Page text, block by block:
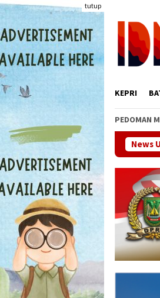
Loncat
ke
konten
tutup
KEPRI
PEDOMAN
News